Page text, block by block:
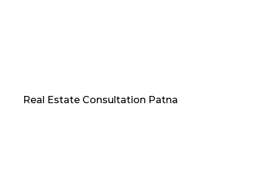
Real Estate Consultation Patna